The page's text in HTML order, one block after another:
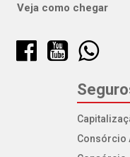
Veja como chegar
Consórcio